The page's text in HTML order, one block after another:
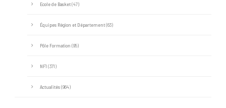
Ecole de Basket(47)
Équipes Région et Département(63)
Pôle Formation (95)
NF1 (371)
Actualités(964)